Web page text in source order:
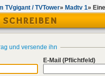
TVgigant / TVTower» Madtv 1»
und versende ihn
E-Mail (Pflichtfeld)